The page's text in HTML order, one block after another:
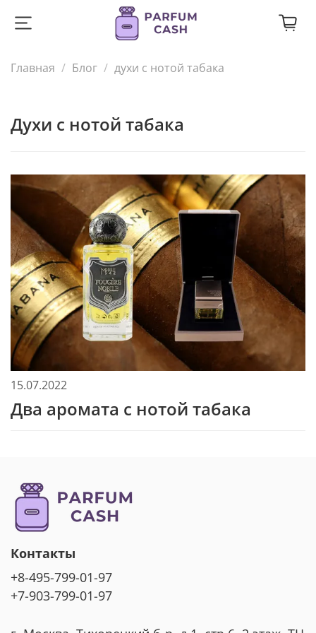
Главная Блог духи с нотой табака
духи с нотой табака
15.07.2022
Два аромата с нотой табака
Контакты
+8-495-799-01-97
+7-903-799-01-97